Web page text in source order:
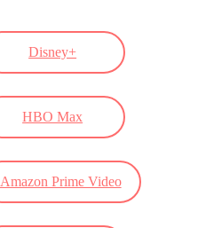
Disney+
HBO Max
Amazon Prime Video